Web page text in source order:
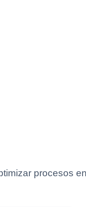
procesos